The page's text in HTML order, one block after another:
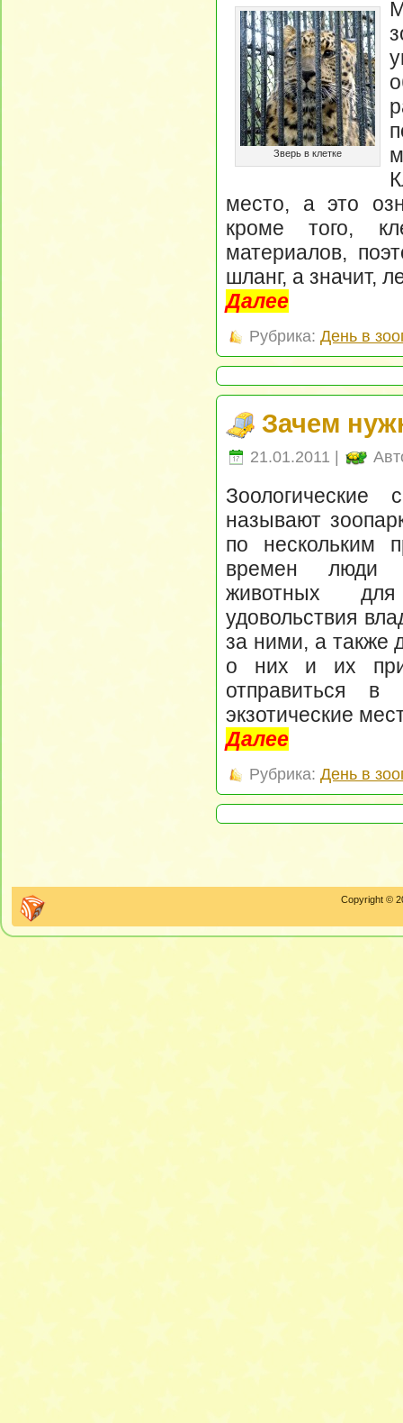
Зверь в клетке
место, а это
кроме того,
материалов,
шланг, а значит,
Далее
Рубрика: День в
Зачем
21.01.2011 |
называют
по нескольким
времен люди
животных
удовольствия
за ними, а также
о них и их
отправиться
экзотические
Далее
Рубрика: День в
Copyright ©